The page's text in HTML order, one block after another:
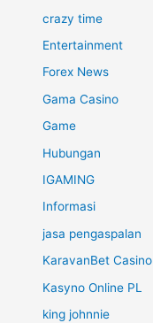
crazy time
Entertainment
Forex News
Gama Casino
Game
Hubungan
IGAMING
Informasi
jasa pengaspalan
KaravanBet Casino
Kasyno Online PL
king johnnie